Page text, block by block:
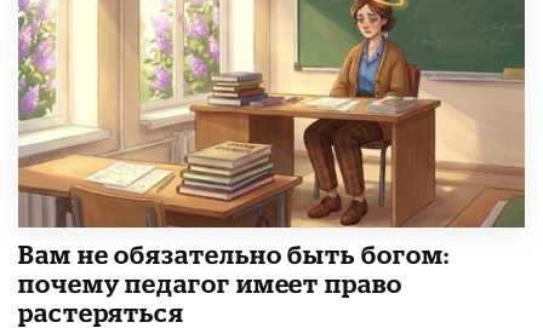
​Вам не обязательно быть богом:
почему педагог имеет право
растеряться